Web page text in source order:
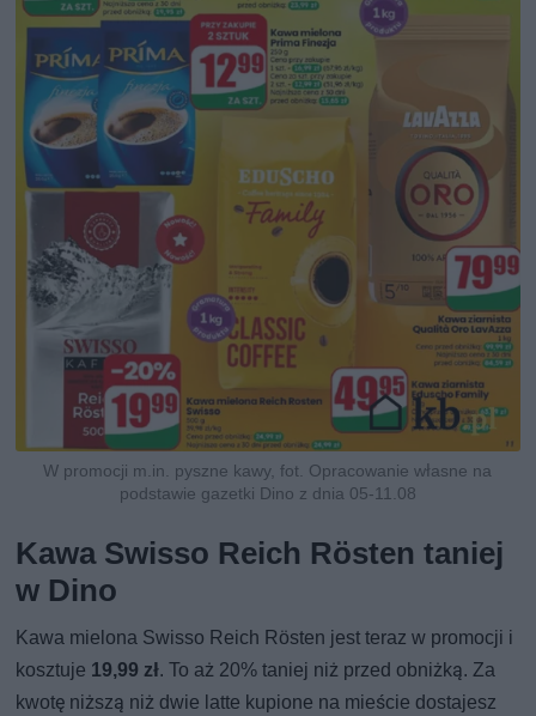
W promocji m.in. pyszne kawy, fot. Opracowanie własne na
podstawie gazetki Dino z dnia 05-11.08
Kawa Swisso Reich Rösten taniej
w Dino
Kawa mielona Swisso Reich Rösten jest teraz w promocji i
kosztuje 19,99 zł. To aż 20% taniej niż przed obniżką. Za
kwotę niższą niż dwie latte kupione na mieście dostajesz